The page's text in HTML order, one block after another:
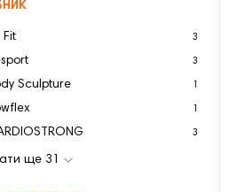
Fit 3
3
Sculpture
3
ще 31